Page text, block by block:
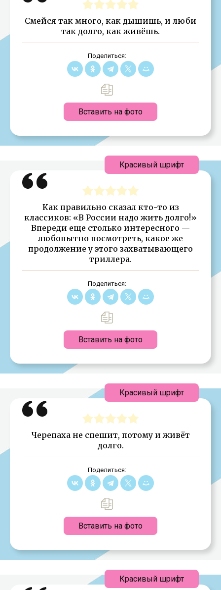
Смейся так много, как дышишь, и люби
так долго, как живёшь.
Поделиться:
Вставить на фото
Как правильно сказал кто-то из
классиков: «В России надо жить долго!»
Впереди еще столько интересного —
любопытно посмотреть, какое же
продолжение у этого захватывающего
триллера.
Поделиться:
Вставить на фото
Красивый шрифт
Черепаха не спешит, потому и живёт
долго.
Поделиться:
Вставить на фото
Красивый шрифт
Красивый шрифт